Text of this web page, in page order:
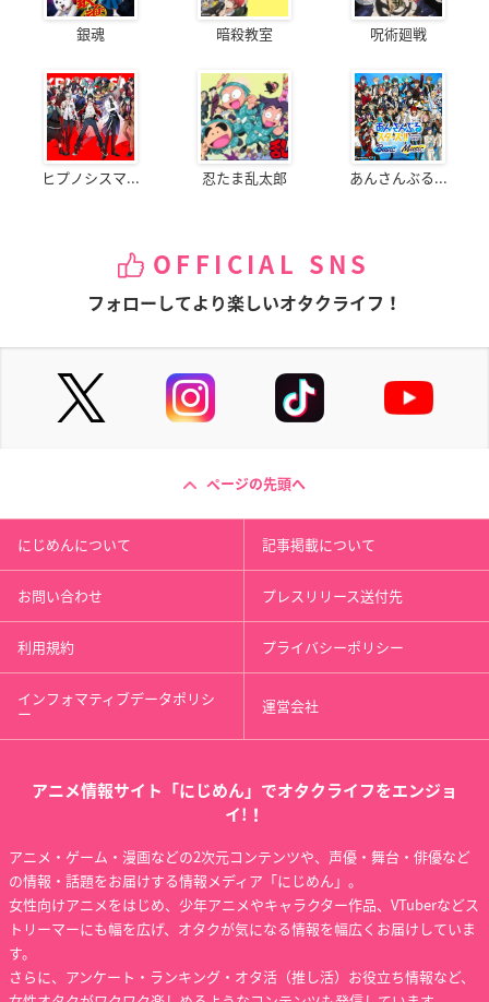
銀魂 暗殺教室 呪術廻戦
ヒプノシスマ... 忍たま乱太郎 あんさんぶる...
OFFICIAL SNS
フォローしてより楽しいオタクライフ！
ページの先頭へ
にじめんについて 記事掲載について
お問い合わせ プレスリリース送付先
利用規約 プライバシーポリシー
インフォマティブデータポリシ
ー 運営会社
アニメ情報サイト「にじめん」でオタクライフをエンジョ
イ!！
アニメ・ゲーム・漫画などの2次元コンテンツや、声優・舞台・俳優など
の情報・話題をお届けする情報メディア「にじめん」。
女性向けアニメをはじめ、少年アニメやキャラクター作品、VTuberなどス
トリーマーにも幅を広げ、オタクが気になる情報を幅広くお届けしていま
す。
さらに、アンケート・ランキング・オタ活（推し活）お役立ち情報など、